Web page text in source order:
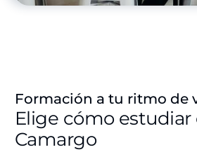
Formación a tu ritmo de
Elige cómo estudiar
Camargo